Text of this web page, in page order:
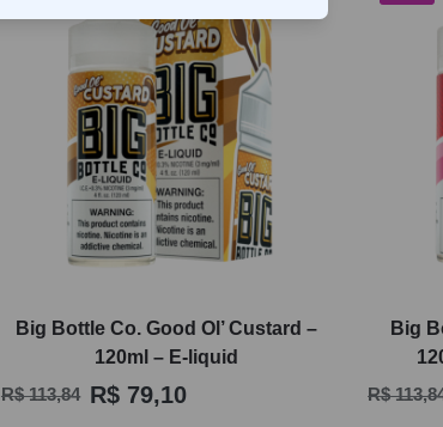
Big Bottle Co. Good Ol’ Custard –
120ml – E-liquid
R$113,84 R$79,10
Big
R$